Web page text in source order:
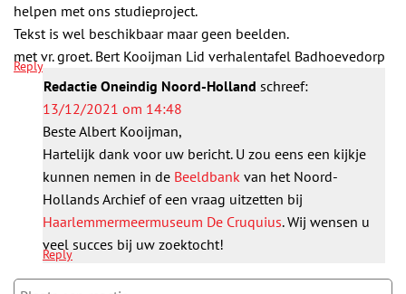
helpen met ons studieproject.
Tekst is wel beschikbaar maar geen beelden.
met vr. groet. Bert Kooijman Lid verhalentafel Badhoevedorp
Reply
Redactie Oneindig Noord-Holland schreef:
13/12/2021 om 14:48
Beste Albert Kooijman,
Hartelijk dank voor uw bericht. U zou eens een kijkje
kunnen nemen in de Beeldbank van het Noord-
Hollands Archief of een vraag uitzetten bij
Haarlemmermeermuseum De Cruquius. Wij wensen u
veel succes bij uw zoektocht!
Reply